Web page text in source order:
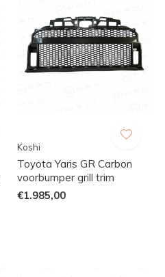
Koshi
Toyota Yaris GR Carbon
voorbumper grill trim
€1.985,00